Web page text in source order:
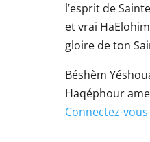
l’esprit de
et vrai
gloire de ton
Béshèm
Haqéphour
Connectez-